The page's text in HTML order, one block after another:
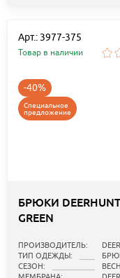
Арт.: 3977-375
Товар в наличии
-40%
Специальное
предложение
БРЮКИ
GREEN
ПРОИЗВОДИТЕЛЬ:
ТИП ОДЕЖДЫ:
СЕЗОН: